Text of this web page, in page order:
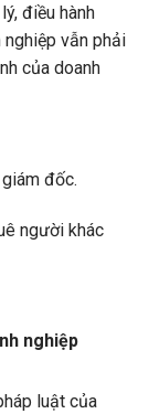
điều hành
nghiệp vẫn phải
của doanh
đốc.
người khác
nghiệp
luật của